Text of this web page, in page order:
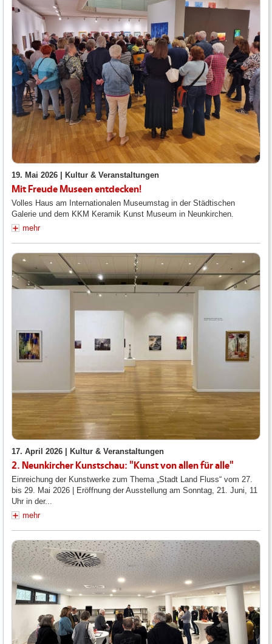
19. Mai 2026 | Kultur & Veranstaltungen
Mit Freude Museen entdecken!
Volles Haus am Internationalen Museumstag in der Städtischen
Galerie und dem KKM Keramik Kunst Museum in Neunkirchen.
mehr
17. April 2026 | Kultur & Veranstaltungen
2. Neunkircher Kunstschau: "Kunst von allen für alle"
Einreichung der Kunstwerke zum Thema „Stadt Land Fluss“ vom 27.
bis 29. Mai 2026 | Eröffnung der Ausstellung am Sonntag, 21. Juni, 11
Uhr in der...
mehr